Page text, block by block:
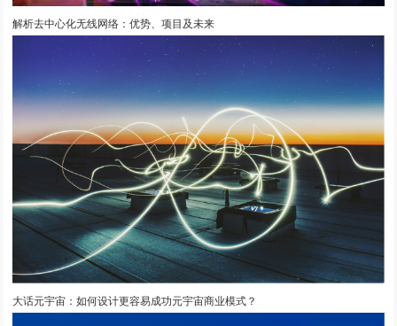
解析去中心化无线网络：优势、项目及未来
大话元宇宙：如何设计更容易成功元宇宙商业模式？